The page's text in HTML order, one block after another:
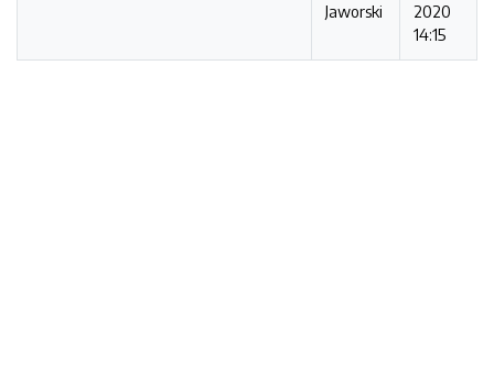
Jaworski
2020
14:15